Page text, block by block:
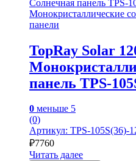
Монокристаллические
панели
TopRay Solar
панель TPS-
0 меньше 5
(0)
Артикул: TPS-105S(36)-
₽7760
Читать далее